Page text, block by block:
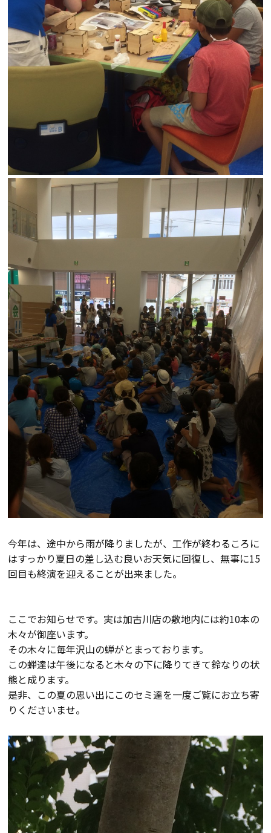
断熱・気密性能と快適性
長期優良住宅
ラインナップ
施工実績
イベント・見学会
お客様の声
会社案内
経営理念・
会社案内
スタッフ紹介
KATSUMIの
取り組み
採用情報
家づくりサポート
土地の上手な探し方
家づくりの資金計画
設計・施工品質管理
検査・アフターメンテナンス
家づくりのスケジュール
よくあるご質問 店舗紹介
スタッフブログ ZEH普及目標
プライバシー
ポリシー
ソーシャルメディアポリ
サイトマップ
今年は、途中から雨が降りましたが、工作が終わるころに
はすっかり夏日の差し込む良いお天気に回復し、無事に15
回目も終演を迎えることが出来ました。
ここでお知らせです。実は加古川店の敷地内には約10本の
木々が御座います。
その木々に毎年沢山の蝉がとまっております。
この蝉達は午後になると木々の下に降りてきて鈴なりの状
態と成ります。
是非、この夏の思い出にこのセミ達を一度ご覧にお立ち寄
りくださいませ。